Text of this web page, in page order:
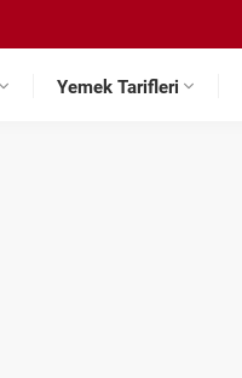
Yemek Tarifleri